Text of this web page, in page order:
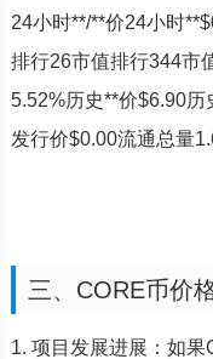
24小时**/**价24小时
排行26市值排行344市
5.52%历史**价$6.90
发行价$0.00流通总量
三、CORE币价
1. 项目发展进展：如